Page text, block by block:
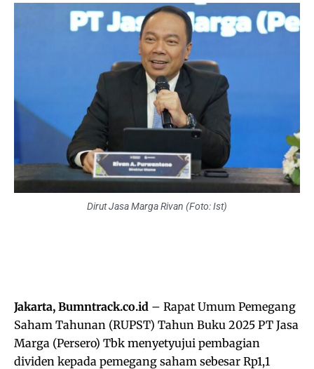
Dirut Jasa Marga Rivan (Foto: Ist)
Jakarta, Bumntrack.co.id – Rapat Umum Pemegang
Saham Tahunan (RUPST) Tahun Buku 2025 PT Jasa
Marga (Persero) Tbk menyetyujui pembagian
dividen kepada pemegang saham sebesar Rp1,1